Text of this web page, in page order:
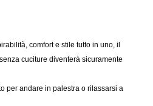
comfort e stile tutto in uno, il
cuciture diventerà sicuramente
per andare in palestra o rilassarsi a